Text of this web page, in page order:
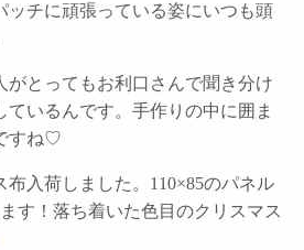
ッチに頑張っている姿にいつも頭
がとってもお利口さんで聞き分け
いるんです。手作りの中に囲ま
すね♡
布入荷しました。110×85のパネル
す！落ち着いた色目のクリスマス